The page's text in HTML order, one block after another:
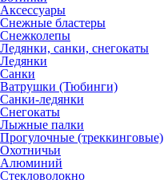
Аксессуары
Снежные бластеры
Снежколепы
Ледянки, санки, снегокаты
Ледянки
Санки
Ватрушки (Тюбинги)
Санки-ледянки
Снегокаты
Лыжные палки
Прогулочные (треккинговые)
Охотничьи
Алюминий
Стекловолокно